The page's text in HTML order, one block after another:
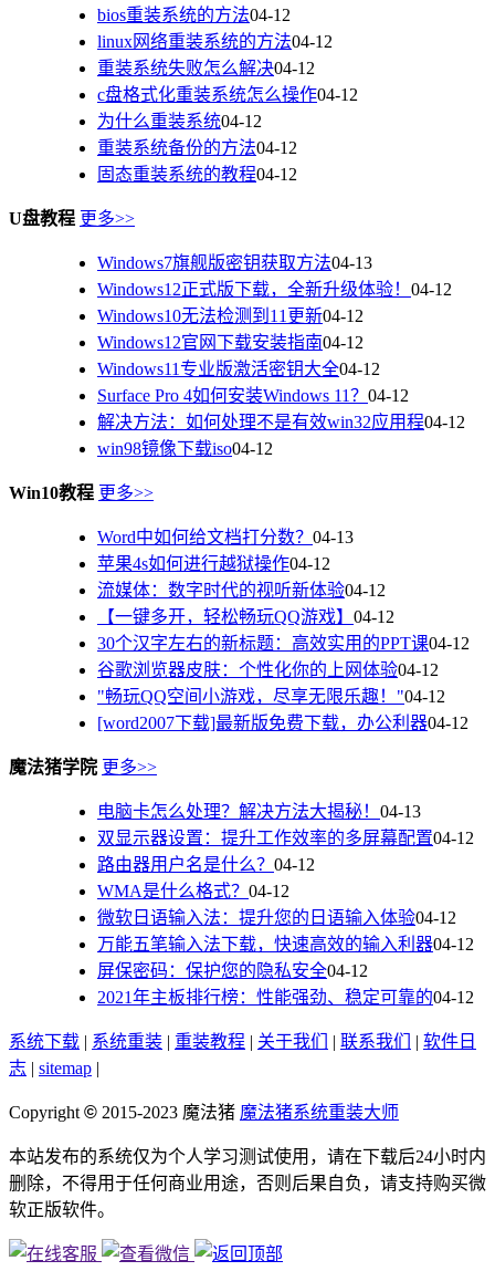
bios重装系统的方法04-12
linux网络重装系统的方法04-12
重装系统失败怎么解决04-12
c盘格式化重装系统怎么操作04-12
为什么重装系统04-12
重装系统备份的方法04-12
固态重装系统的教程04-12
U盘教程 更多>>
Windows7旗舰版密钥获取方法04-13
Windows12正式版下载，全新升级体验！ 04-12
Windows10无法检测到11更新04-12
Windows12官网下载安装指南04-12
Windows11专业版激活密钥大全04-12
Surface Pro 4如何安装Windows 11？ 04-12
解决方法：如何处理不是有效win32应用程04-12
win98镜像下载iso04-12
Win10教程 更多>>
Word中如何给文档打分数？ 04-13
苹果4s如何进行越狱操作04-12
流媒体：数字时代的视听新体验04-12
【一键多开，轻松畅玩QQ游戏】 04-12
30个汉字左右的新标题：高效实用的PPT课04-12
谷歌浏览器皮肤：个性化你的上网体验04-12
"畅玩QQ空间小游戏，尽享无限乐趣！"04-12
[word2007下载]最新版免费下载，办公利器04-12
魔法猪学院 更多>>
电脑卡怎么处理？解决方法大揭秘！ 04-13
双显示器设置：提升工作效率的多屏幕配置04-12
路由器用户名是什么？ 04-12
WMA是什么格式？ 04-12
微软日语输入法：提升您的日语输入体验04-12
万能五笔输入法下载，快速高效的输入利器04-12
屏保密码：保护您的隐私安全04-12
2021年主板排行榜：性能强劲、稳定可靠的04-12
系统下载 | 系统重装 | 重装教程 | 关于我们 | 联系我们 | 软件日
志 | sitemap |
Copyright © 2015-2023 魔法猪 魔法猪系统重装大师
本站发布的系统仅为个人学习测试使用，请在下载后24小时内
删除，不得用于任何商业用途，否则后果自负，请支持购买微
软正版软件。